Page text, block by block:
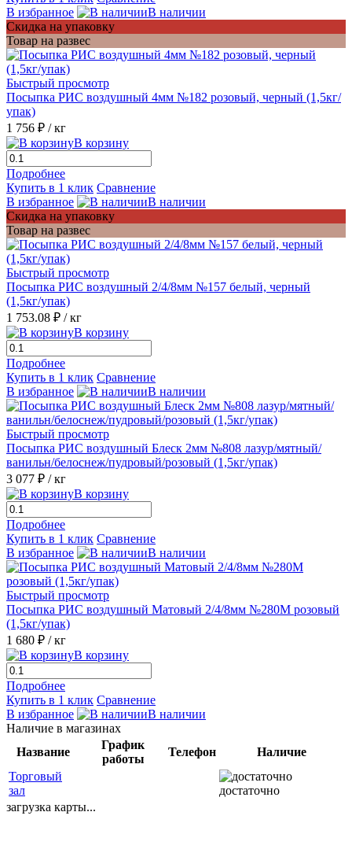
В избранное
В наличии
Скидка на упаковку
Товар на развес
Быстрый просмотр
Посыпка РИС воздушный 4мм №182 розовый, черный (1,5кг/
упак)
1 756 ₽ / кг
В корзину
Подробнее
Купить в 1 клик Сравнение
В избранное
В наличии
Скидка на упаковку
Товар на развес
Быстрый просмотр
Посыпка РИС воздушный 2/4/8мм №157 белый, черный
(1,5кг/упак)
1 753.08 ₽ / кг
В корзину
Подробнее
Купить в 1 клик Сравнение
В избранное
В наличии
Быстрый просмотр
Посыпка РИС воздушный Блеск 2мм №808 лазур/мятный/
ванильн/белоснеж/пудровый/розовый (1,5кг/упак)
3 077 ₽ / кг
В корзину
Подробнее
Купить в 1 клик Сравнение
В избранное
В наличии
Быстрый просмотр
Посыпка РИС воздушный Матовый 2/4/8мм №280М розовый
(1,5кг/упак)
1 680 ₽ / кг
В корзину
Подробнее
Купить в 1 клик Сравнение
В избранное
В наличии
Наличие в магазинах
Название
График
работы
Телефон
Наличие
Торговый
зал
достаточно
загрузка карты...